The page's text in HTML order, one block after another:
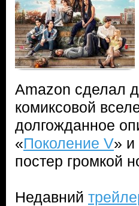
Amazon сделал
комиксовой
долгожданное
«Поколение V» и
постер громкой
Недавний